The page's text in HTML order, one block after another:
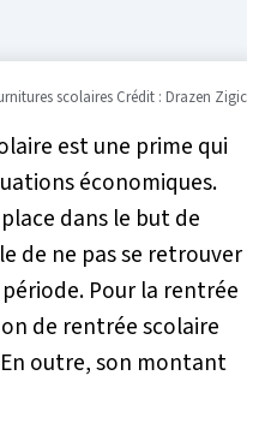
scolaires Crédit : Drazen Zigic
est une prime qui
économiques.
dans le but de
de ne pas se retrouver
Pour la rentrée
de rentrée scolaire
outre, son montant